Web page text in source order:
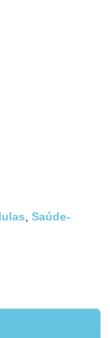
Saúde-